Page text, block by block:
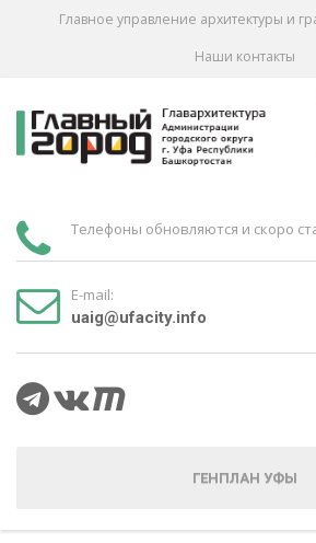
Главное управление архитектуры и
Наши контакты
Телефоны обновляются и скоро
E-mail:
uaig@ufacity.info
ГЕНПЛАН УФЫ